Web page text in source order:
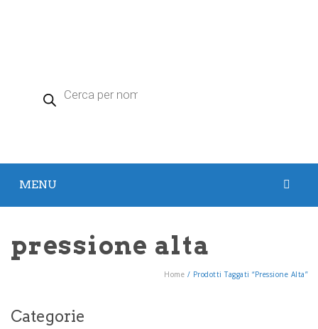
MENU
PRODOTTI
Zeolite
pressione alta
Home / Prodotti Taggati “pressione Alta”
Categorie